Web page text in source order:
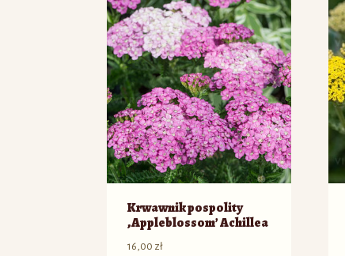
Krwawnik pospolity
‚Appleblossom’ Achillea
16,00 zł